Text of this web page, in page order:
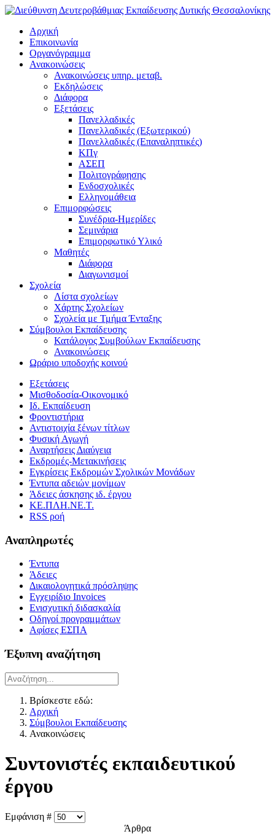
Αρχική
Επικοινωνία
Οργανόγραμμα
Ανακοινώσεις
Ανακοινώσεις υπηρ. μεταβ.
Εκδηλώσεις
Διάφορα
Εξετάσεις
Πανελλαδικές
Πανελλαδικές (Εξωτερικού)
Πανελλαδικές (Επαναληπτικές)
ΚΠγ
ΑΣΕΠ
Πολιτογράφησης
Ενδοσχολικές
Ελληνομάθεια
Επιμορφώσεις
Συνέδρια-Ημερίδες
Σεμινάρια
Επιμορφωτικό Υλικό
Μαθητές
Διάφορα
Διαγωνισμοί
Σχολεία
Λίστα σχολείων
Χάρτης Σχολείων
Σχολεία με Τμήμα Ένταξης
Σύμβουλοι Εκπαίδευσης
Κατάλογος Συμβούλων Εκπαίδευσης
Ανακοινώσεις
Ωράριο υποδοχής κοινού
Εξετάσεις
Μισθοδοσία-Οικονομικό
Ιδ. Εκπαίδευση
Φροντιστήρια
Αντιστοιχία ξένων τίτλων
Φυσική Αγωγή
Αναρτήσεις Διαύγεια
Εκδρομές-Μετακινήσεις
Εγκρίσεις Εκδρομών Σχολικών Μονάδων
Έντυπα αδειών μονίμων
Άδειες άσκησης ιδ. έργου
ΚΕ.ΠΛΗ.ΝΕ.Τ.
RSS ροή
Αναπληρωτές
Έντυπα
Άδειες
Δικαιολογητικά πρόσληψης
Εγχειρίδιο Invoices
Ενισχυτική διδασκαλία
Οδηγοί προγραμμάτων
Αφίσες ΕΣΠΑ
Έξυπνη αναζήτηση
Βρίσκεστε εδώ:
Αρχική
Σύμβουλοι Εκπαίδευσης
Ανακοινώσεις
Συντονιστές εκπαιδευτικού
έργου
Εμφάνιση #
Άρθρα